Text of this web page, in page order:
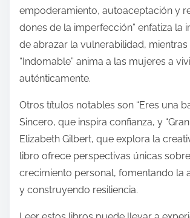
empoderamiento, autoaceptación y
dones de la imperfección” enfatiza la
de abrazar la vulnerabilidad,
“Indomable” anima a las mujeres a
auténticamente.
Otros títulos notables son “Eres una
Sincero, que inspira confianza, y
Elizabeth Gilbert, que explora la
libro ofrece perspectivas únicas
crecimiento personal, fomentando la
y construyendo resiliencia.